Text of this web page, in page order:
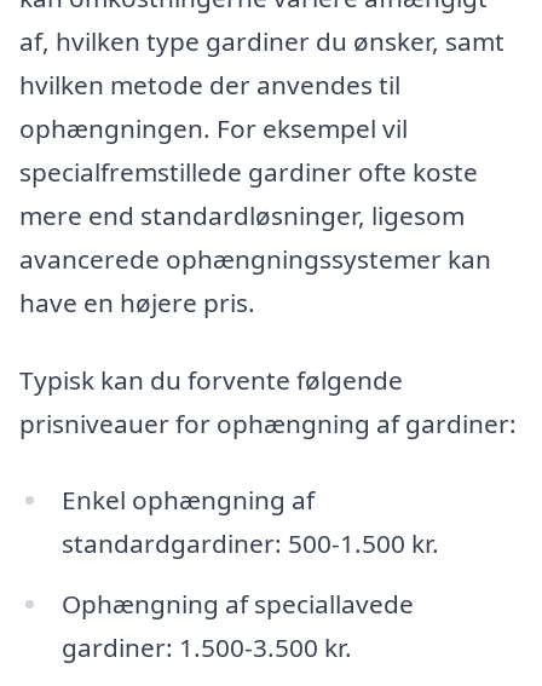
af, hvilken type gardiner du ønsker, samt
hvilken metode der anvendes til
ophængningen. For eksempel vil
specialfremstillede gardiner ofte koste
mere end standardløsninger, ligesom
avancerede ophængningssystemer kan
have en højere pris.
Typisk kan du forvente følgende
prisniveauer for ophængning af gardiner:
Enkel ophængning af
standardgardiner: 500-1.500 kr.
Ophængning af speciallavede
gardiner: 1.500-3.500 kr.